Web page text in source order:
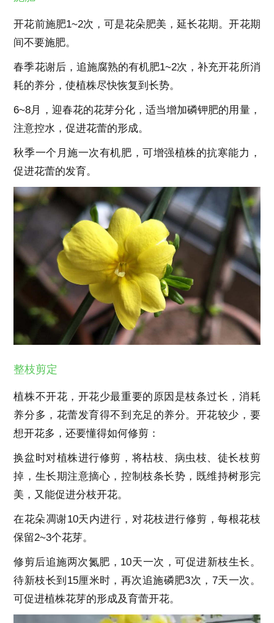
开花前施肥1~2次，可是花朵肥美，延长花期。开花期
间不要施肥。
春季花谢后，追施腐熟的有机肥1~2次，补充开花所消
耗的养分，使植株尽快恢复到长势。
6~8月，迎春花的花芽分化，适当增加磷钾肥的用量，
注意控水，促进花蕾的形成。
秋季一个月施一次有机肥，可增强植株的抗寒能力，
促进花蕾的发育。
整枝剪定
植株不开花，开花少最重要的原因是枝条过长，消耗
养分多，花蕾发育得不到充足的养分。开花较少，要
想开花多，还要懂得如何修剪：
换盆时对植株进行修剪，将枯枝、病虫枝、徒长枝剪
掉，生长期注意摘心，控制枝条长势，既维持树形完
美，又能促进分枝开花。
在花朵凋谢10天内进行，对花枝进行修剪，每根花枝
保留2~3个花芽。
修剪后追施两次氮肥，10天一次，可促进新枝生长。
待新枝长到15厘米时，再次追施磷肥3次，7天一次。
可促进植株花芽的形成及育蕾开花。